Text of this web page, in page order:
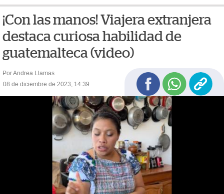
¡Con las manos! Viajera extranjera
destaca curiosa habilidad de
guatemalteca (video)
Por Andrea Llamas
08 de diciembre de 2023, 14:39